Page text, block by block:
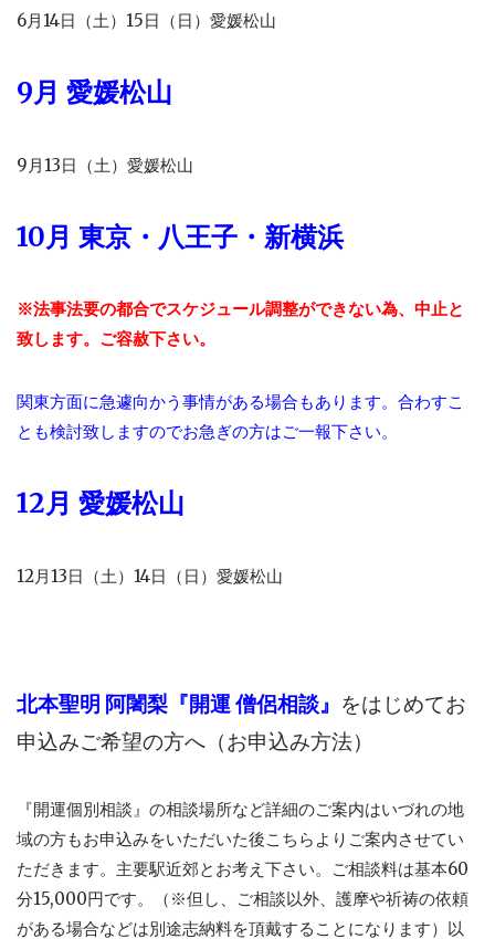
6月14日（土）15日（日）愛媛松山
9月 愛媛松山
9月13日（土）愛媛松山
10月 東京・八王子・新横浜
※法事法要の都合でスケジュール調整ができない為、中止と
致します。ご容赦下さい。
関東方面に急遽向かう事情がある場合もあります。合わすこ
とも検討致しますのでお急ぎの方はご一報下さい。
12月 愛媛松山
12月13日（土）14日（日）愛媛松山
北本聖明 阿闍梨 『開運 僧侶相談』 をはじめてお
申込みご希望の方へ（お申込み方法）
『開運個別相談』の相談場所など詳細のご案内はいづれの地
域の方もお申込みをいただいた後こちらよりご案内させてい
ただきます。主要駅近郊とお考え下さい。ご相談料は基本60
分15,000円です。（※但し、ご相談以外、護摩や祈祷の依頼
がある場合などは別途志納料を頂戴することになります）以